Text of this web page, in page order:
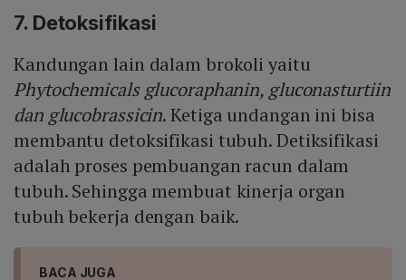
7. Detoksifikasi
Kandungan lain dalam brokoli yaitu
Phytochemicals glucoraphanin, gluconasturtiin
dan glucobrassicin. Ketiga undangan ini bisa
membantu detoksifikasi tubuh. Detiksifikasi
adalah proses pembuangan racun dalam
tubuh. Sehingga membuat kinerja organ
tubuh bekerja dengan baik.
BACA JUGA